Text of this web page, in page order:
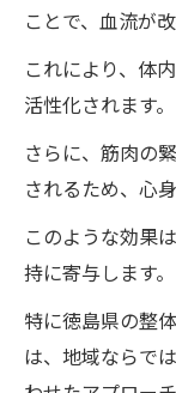
ことで、血流が
これにより、体
活性化されます。
さらに、筋肉の
されるため、心
このような効果
持に寄与します。
特に徳島県の整
は、地域ならで